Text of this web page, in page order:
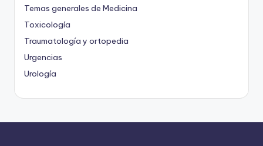
Temas generales de Medicina
Toxicología
Traumatología y ortopedia
Urgencias
Urología